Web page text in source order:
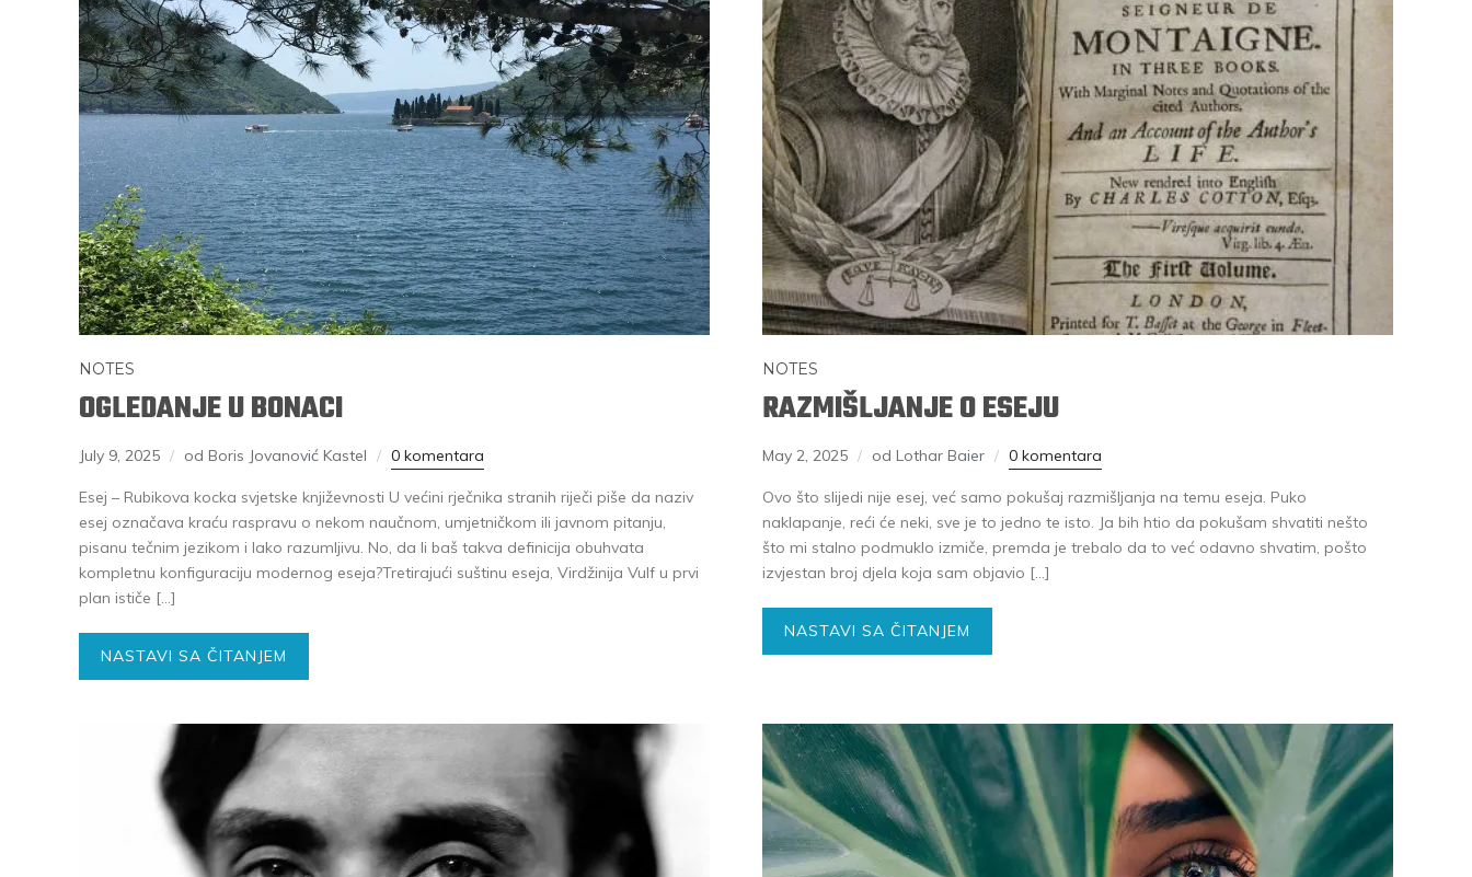
NOTES
OGLEDANJE U BONACI
July 9, 2025 od Boris Jovanović Kastel 0 komentara
Esej – Rubikova kocka svjetske književnosti U većini rječnika stranih riječi piše da naziv
esej označava kraću raspravu o nekom naučnom, umjetničkom ili javnom pitanju,
pisanu tečnim jezikom i lako razumljivu. No, da li baš takva definicija obuhvata
kompletnu konfiguraciju modernog eseja?Tretirajući suštinu eseja, Virdžinija Vulf u prvi
plan ističe […]
NASTAVI SA ČITANJEM
NOTES
RAZMIŠLJANJE O ESEJU
May 2, 2025 od Lothar Baier 0 komentara
Ovo što slijedi nije esej, već samo pokušaj razmišljanja na temu eseja. Puko
naklapanje, reći će neki, sve je to jedno te isto. Ja bih htio da pokušam shvatiti nešto
što mi stalno podmuklo izmiče, premda je trebalo da to već odavno shvatim, pošto
izvjestan broj djela koja sam objavio […]
NASTAVI SA ČITANJEM